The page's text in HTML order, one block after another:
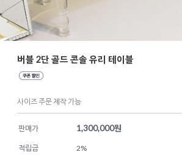
버블 2단 골드 콘솔 유리 테이블
사이즈 주문 제작 가능
판매가 1,300,000원
적립금 2%